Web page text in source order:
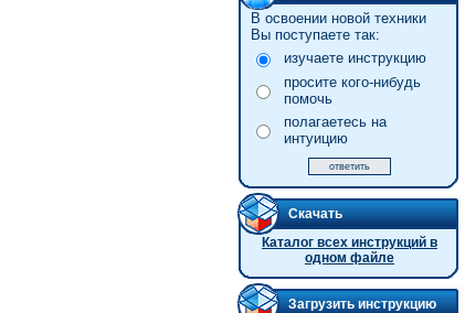
В освоении новой техники
Вы поступаете так:
изучаете инструкцию
просите кого-нибудь
помочь
полагаетесь на
интуицию
Скачать
Каталог всех инструкций в
одном файле
Загрузить инструкцию